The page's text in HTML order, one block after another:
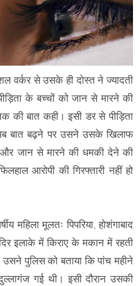
वर्कर से उसके ही दोस्त ने ज्यादती
के बच्चों को जान से मारने की
बात कही। इसी डर से पीड़िता
बात बढ़ने पर उसने उसके खिलाफ
और जान से मारने की धमकी देने की
आरोपी की गिरफ्तारी नहीं हो
महिला मूलतः पिपरिया, होशंगाबाद
इलाके में किराए के मकान में रहती
पुलिस को बताया कि पांच महीने
गई थी। इसी दौरान उसकी